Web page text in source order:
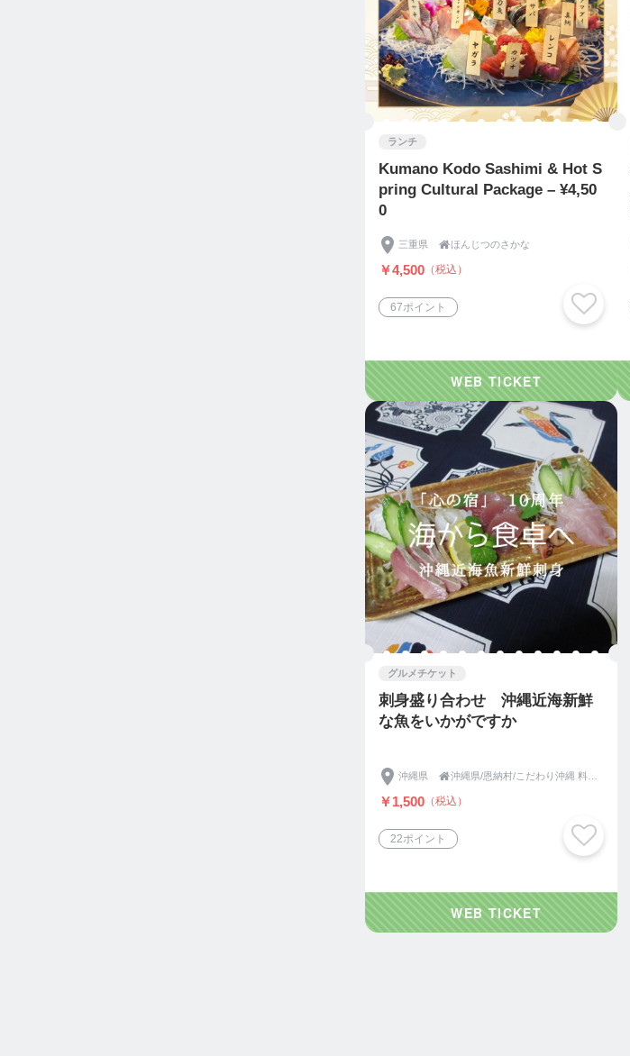
ランチ
Kumano Kodo Sashimi & Hot S
pring Cultural Package – ¥4,50
0
三重県 ほんじつのさかな
￥4,500 （税込）
67ポイント
グルメチケット
刺身盛り合わせ 沖縄近海新鮮
な魚をいかがですか
沖縄県 
￥1,500 （税込）
22ポイント